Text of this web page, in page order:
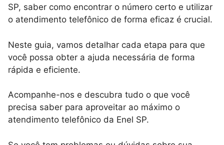
SP, saber como encontrar o número certo e utilizar
o atendimento telefônico de forma eficaz é crucial.
Neste guia, vamos detalhar cada etapa para que
você possa obter a ajuda necessária de forma
rápida e eficiente.
Acompanhe-nos e descubra tudo o que você
precisa saber para aproveitar ao máximo o
atendimento telefônico da Enel SP.